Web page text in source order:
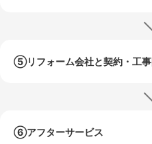
⑤リフォーム会社と契約・工
⑥アフターサービス